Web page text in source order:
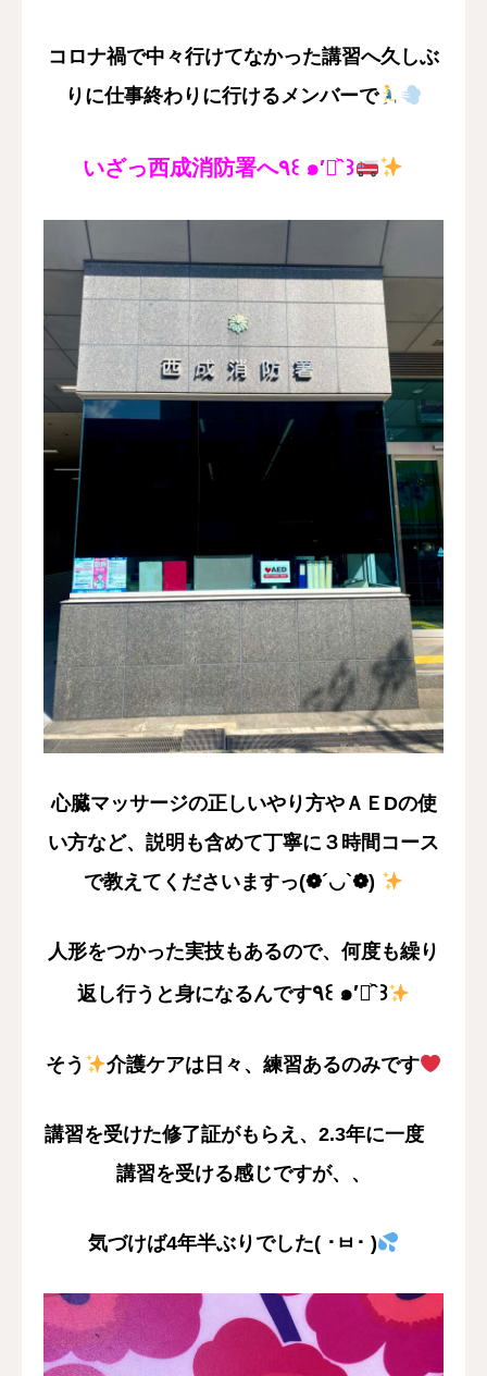
コロナ禍で中々行けてなかった講習へ久しぶ
りに仕事終わりに行けるメンバーで
いざっ西成消防署へ٩꒰ ๑′◡͐`꒱
心臓マッサージの正しいやり方やＡＥDの使
い方など、説明も含めて丁寧に３時間コース
で教えてくださいますっ(❁´◡`❁)
人形をつかった実技もあるので、何度も繰り
返し行うと身になるんです ٩꒰ ๑′◡͐`꒱
そう 介護ケアは日々、 練習あるのみです
講習を受けた修了証がもらえ、2.3年に一度
講習を受ける感じですが、、
気づけば4年半ぶりでした( ･ㅂ･ )